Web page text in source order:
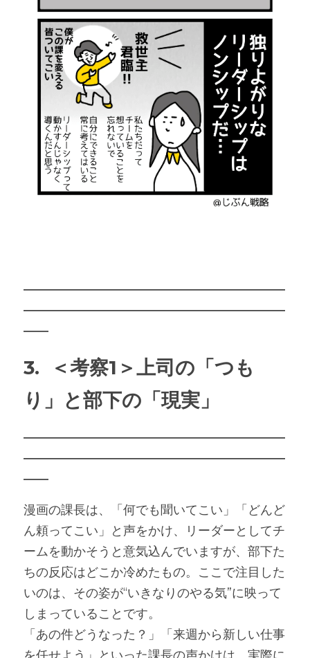
―――――――――――――――――――――
―――――――――――――――――――――
――
3.  ＜考察1＞上司の「つも
り」と部下の「現実」
―――――――――――――――――――――
―――――――――――――――――――――
――
漫画の課長は、「何でも聞いてこい」「どんど
ん頼ってこい」と声をかけ、リーダーとしてチ
ームを動かそうと意気込んでいますが、部下た
ちの反応はどこか冷めたもの。ここで注目した
いのは、その姿が“いきなりのやる気”に映って
しまっていることです。
「あの件どうなった？」「来週から新しい仕事